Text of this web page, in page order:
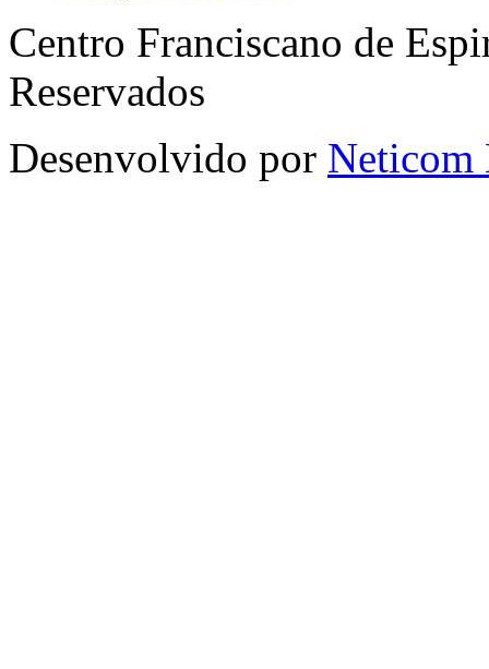
Centro Franciscano de
Reservados
Desenvolvido por Neticom